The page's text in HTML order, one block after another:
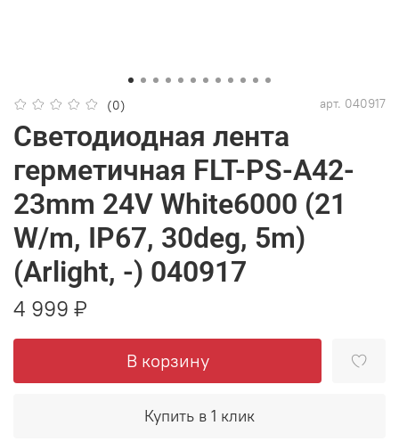
(0) арт. 040917
Светодиодная лента
герметичная FLT-PS-A42-
23mm 24V White6000 (21
W/m, IP67, 30deg, 5m)
(Arlight, -) 040917
4 999 ₽
В корзину
Купить в 1 клик